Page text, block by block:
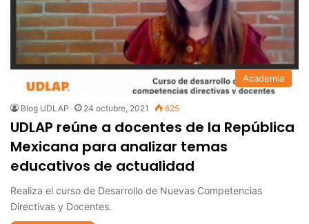
Academia
Blog UDLAP 24 octubre, 2021 625
UDLAP reúne a docentes de la República
Mexicana para analizar temas
educativos de actualidad
Realiza el curso de Desarrollo de Nuevas Competencias
Directivas y Docentes.